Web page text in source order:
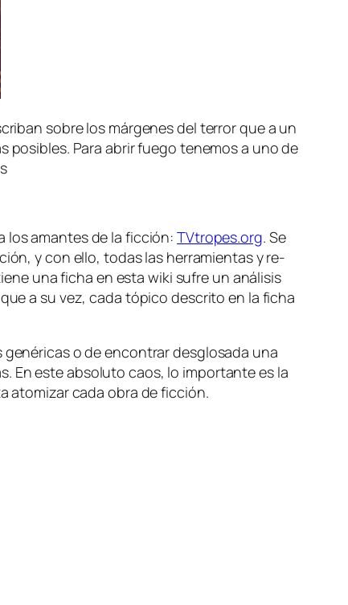
so­bre los már­ge­nes del te­rror que a un
po­si­bles. Para abrir fue­go te­ne­mos a uno de
los aman­tes de la fic­ción:TVtropes.org. Se
y con ello, to­das las he­rra­mien­tas y re­
una fi­cha en es­ta wi­ki su­fre un aná­li­sis
a su vez, ca­da tó­pi­co des­cri­to en la fi­cha
o de en­con­trar des­glo­sa­da una
En es­te ab­so­lu­to caos, lo im­por­tan­te es la
ato­mi­zar ca­da obra de ficción.